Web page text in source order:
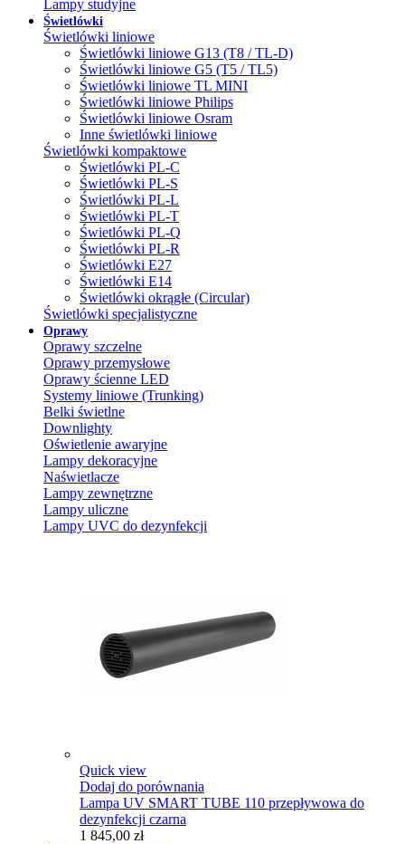
Lampy studyjne
Świetlówki
Świetlówki liniowe
Świetlówki liniowe G13 (T8 / TL-D)
Świetlówki liniowe G5 (T5 / TL5)
Świetlówki liniowe TL MINI
Świetlówki liniowe Philips
Świetlówki liniowe Osram
Inne świetlówki liniowe
Świetlówki kompaktowe
Świetlówki PL-C
Świetlówki PL-S
Świetlówki PL-L
Świetlówki PL-T
Świetlówki PL-Q
Świetlówki PL-R
Świetlówki E27
Świetlówki E14
Świetlówki okrągłe (Circular)
Świetlówki specjalistyczne
Oprawy
Oprawy szczelne
Oprawy przemysłowe
Oprawy ścienne LED
Systemy liniowe (Trunking)
Belki świetlne
Downlighty
Oświetlenie awaryjne
Lampy dekoracyjne
Naświetlacze
Lampy zewnętrzne
Lampy uliczne
Lampy UVC do dezynfekcji
Quick view
Dodaj do porównania
Lampa UV SMART TUBE 110 przepływowa do
dezynfekcji czarna
1 845,00 zł